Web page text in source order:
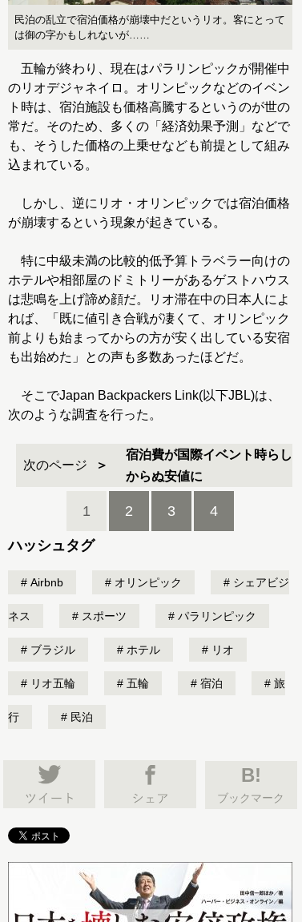
民泊の乱立で宿泊価格が崩壊中だというリオ。客にとって
は御の字かもしれないが……
五輪が終わり、現在はパラリンピックが開催中
のリオデジャネイロ。オリンピックなどのイベン
ト時は、宿泊施設も価格高騰するというのが世の
常だ。そのため、多くの「経済効果予測」などで
も、そうした価格の上乗せなども前提として組み
込まれている。
しかし、逆にリオ・オリンピックでは宿泊価格
が崩壊するという現象が起きている。
特に中級未満の比較的低予算トラベラー向けの
ホテルや相部屋のドミトリーがあるゲストハウス
は悲鳴を上げ諦め顔だ。リオ滞在中の日本人によ
れば、「既に値引き合戦が凄くて、オリンピック
前よりも始まってからの方が安く出している安宿
も出始めた」との声も多数あったほどだ。
そこでJapan Backpackers Link(以下JBL)は、
次のような調査を行った。
次のページ
宿泊費が国際イベント時らし
からぬ安値に
1 2 3 4
ハッシュタグ
Airbnb オリンピック シェアビジ
ネス スポーツ パラリンピック
ブラジル ホテル リオ
リオ五輪 五輪 宿泊 旅
行 民泊
B!
ブックマーク